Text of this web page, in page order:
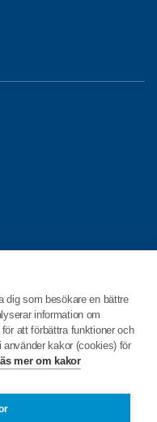
dig som besökare en bättre
information om
att förbättra funktioner och
kakor (cookies) för
mer om kakor